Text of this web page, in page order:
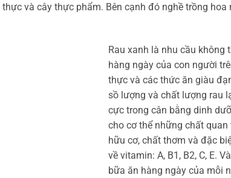
và cây thực phẩm. Bên cạnh đó nghề trồng
Rau xanh là nhu cầu không
hàng ngày của con người
thực và các thức ăn giàu
sồ lượng và chất lượng rau
cực trong cân bằng dinh
cho cơ thể những chất
hữu cơ, chất thơm và đặc
về vitamin: A, B1, B2, C, E.
bữa ăn hàng ngày của mỗi